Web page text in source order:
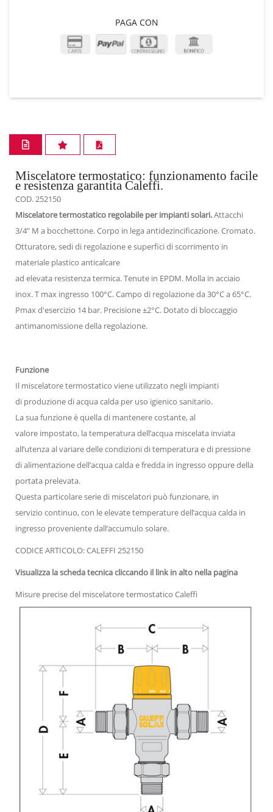
PAGA CON
Miscelatore termostatico: funzionamento facile
e resistenza garantita Caleffi.
COD. 252150
Miscelatore termostatico regolabile per impianti solari.Attacchi
3/4” M a bocchettone. Corpo in lega antidezincificazione. Cromato.
Otturatore, sedi di regolazione e superfici di scorrimento in
materiale plastico anticalcare
ad elevata resistenza termica. Tenute in EPDM. Molla in acciaio
inox. T max ingresso 100°C. Campo di regolazione da 30°C a 65°C.
Pmax d'esercizio 14 bar. Precisione ±2°C. Dotato di bloccaggio
antimanomissione della regolazione.
Funzione
Il miscelatore termostatico viene utilizzato negli impianti
di produzione di acqua calda per uso igienico sanitario.
La sua funzione è quella di mantenere costante, al
valore impostato, la temperatura dell’acqua miscelata inviata
all’utenza al variare delle condizioni di temperatura e di pressione
di alimentazione dell’acqua calda e fredda in ingresso oppure della
portata prelevata.
Questa particolare serie di miscelatori può funzionare, in
servizio continuo, con le elevate temperature dell’acqua calda in
ingresso proveniente dall’accumulo solare.
CODICE ARTICOLO: CALEFFI 252150
Visualizza la scheda tecnica cliccando il link in alto nella pagina
Misure precise del miscelatore termostatico Caleffi